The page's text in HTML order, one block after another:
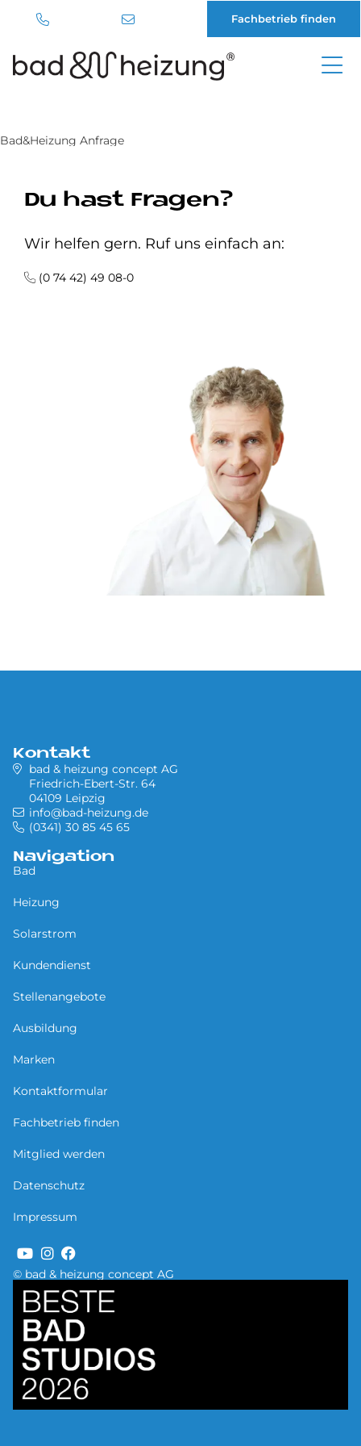
Fachbetrieb finden
Bad&Heizung Anfrage
Du hast Fragen?
Wir helfen gern. Ruf uns einfach an:
(0 74 42) 49 08-0
© bad & heizung concept AG
Kontakt
bad & heizung concept AG
Friedrich-Ebert-Str. 64
04109 Leipzig
info@bad-heizung.de
(0341) 30 85 45 65
Navigation
Bad
Heizung
Solarstrom
Kundendienst
Stellenangebote
Ausbildung
Marken
Kontaktformular
Fachbetrieb finden
Mitglied werden
Datenschutz
Impressum